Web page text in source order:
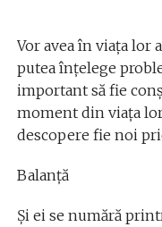
Vor avea în viața lor
putea înțelege
important să fie
moment din viața lor
descopere fie noi
Balanță
Și ei se numără